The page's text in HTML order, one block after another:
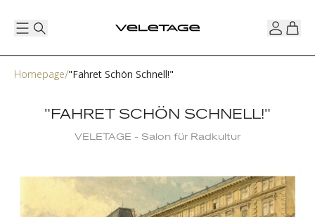
Homepage "Fahret Schön Schnell!"
"FAHRET SCHÖN SCHNELL!"
VELETAGE - Salon für Radkultur